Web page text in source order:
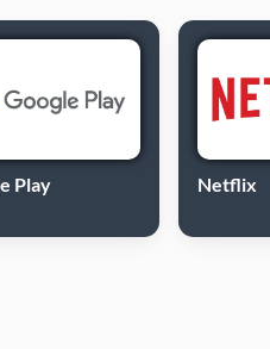
Play Netflix